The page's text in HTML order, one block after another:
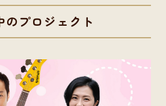
のプロジェクト